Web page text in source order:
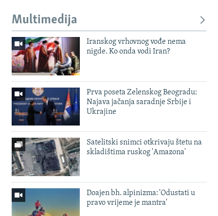
Multimedija
Iranskog vrhovnog vođe nema
nigde. Ko onda vodi Iran?
Prva poseta Zelenskog Beogradu:
Najava jačanja saradnje Srbije i
Ukrajine
Satelitski snimci otkrivaju štetu na
skladištima ruskog 'Amazona'
Doajen bh. alpinizma: 'Odustati u
pravo vrijeme je mantra'